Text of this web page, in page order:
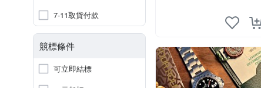
7-11取貨付款
競標條件
可立即結標